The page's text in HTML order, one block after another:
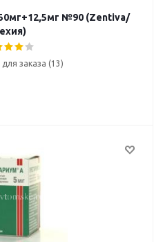
№90 (Zentiva/
заказа (13)